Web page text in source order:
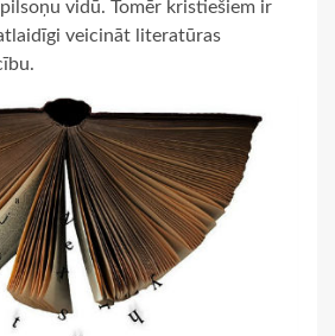
vidū. Tomēr kristiešiem ir
veicināt literatūras